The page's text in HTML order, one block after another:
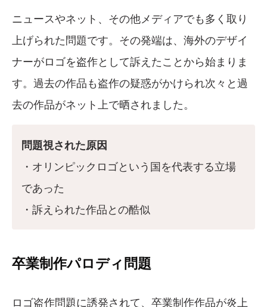
ニュースやネット、その他メディアでも多く取り
上げられた問題です。その発端は、海外のデザイ
ナーがロゴを盗作として訴えたことから始まりま
す。過去の作品も盗作の疑惑がかけられ次々と過
去の作品がネット上で晒されました。
問題視された原因
・オリンピックロゴという国を代表する立場
であった
・訴えられた作品との酷似
卒業制作パロディ問題
ロゴ盗作問題に誘発されて、卒業制作作品が炎上